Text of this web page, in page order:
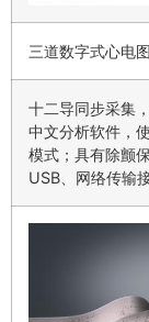
三道数字式心电
十二导同步采集
中文分析软件，
模式；具有除颤
USB、网络传输接